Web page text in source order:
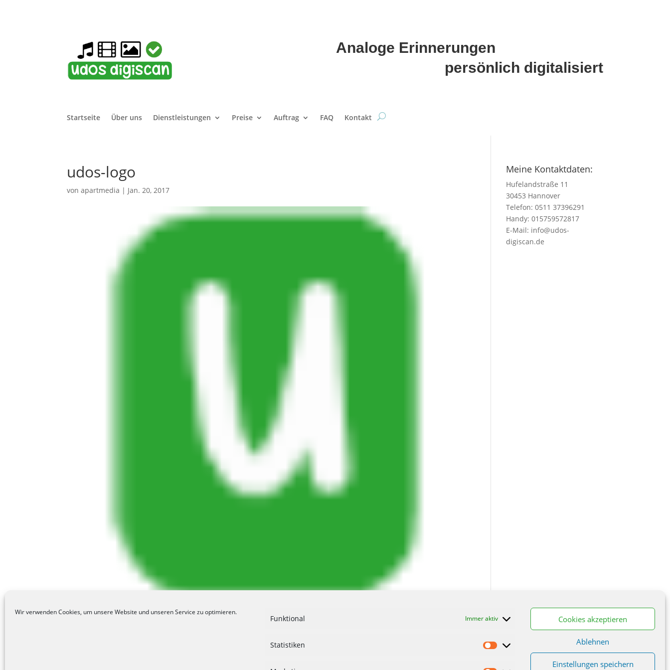
Wir verwenden Cookies, um unsere Website und unseren Service zu optimieren.
Funktional Immer aktiv
Statistiken
Statistiken
Cookies akzeptieren
Ablehnen
Einstellungen speichern
Analoge Erinnerungen
persönlich digitalisiert
Startseite Über uns Dienstleistungen Preise Auftrag FAQ Kontakt
udos-logo
vonapartmedia | Jan. 20, 2017
Meine Kontaktdaten:
Hufelandstraße 11
30453 Hannover
Telefon:0511 37396291
Handy:015759572817
E-Mail: info@udos-
digiscan.de